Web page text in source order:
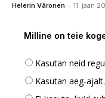
Helerin Väronen - 11. jaan
Milline on teie
Kasutan neid
Kasutan aeg-ajalt.